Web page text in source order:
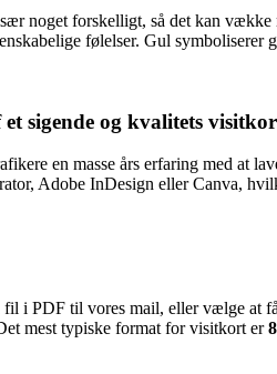
noget forskelligt, så det kan
følelser. Gul
sigende og kvalitets
en masse års erfaring med at
Adobe InDesign eller Canva,
i PDF til vores mail, eller vælge at
mest typiske format for visitkort er